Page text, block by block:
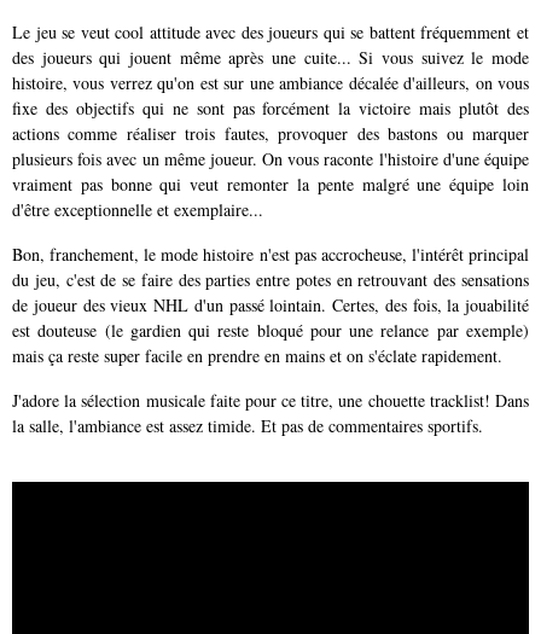
Le jeu se veut cool attitude avec des joueurs qui se battent fréquemment et
des joueurs qui jouent même après une cuite... Si vous suivez le mode
histoire, vous verrez qu'on est sur une ambiance décalée d'ailleurs, on vous
fixe des objectifs qui ne sont pas forcément la victoire mais plutôt des
actions comme réaliser trois fautes, provoquer des bastons ou marquer
plusieurs fois avec un même joueur. On vous raconte l'histoire d'une équipe
vraiment pas bonne qui veut remonter la pente malgré une équipe loin
d'être exceptionnelle et exemplaire...
Bon, franchement, le mode histoire n'est pas accrocheuse, l'intérêt principal
du jeu, c'est de se faire des parties entre potes en retrouvant des sensations
de joueur des vieux NHL d'un passé lointain. Certes, des fois, la jouabilité
est douteuse (le gardien qui reste bloqué pour une relance par exemple)
mais ça reste super facile en prendre en mains et on s'éclate rapidement.
J'adore la sélection musicale faite pour ce titre, une chouette tracklist! Dans
la salle, l'ambiance est assez timide. Et pas de commentaires sportifs.